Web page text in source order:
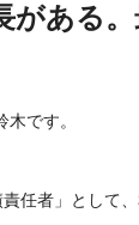
がある。
です。
任者」として